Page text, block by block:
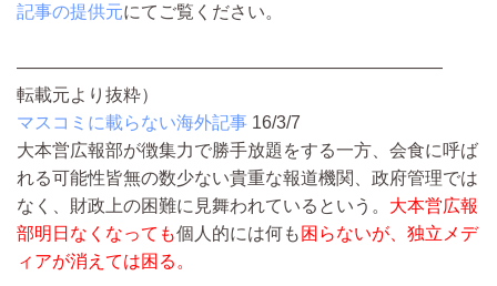
記事の提供元にてご覧ください。
————————————————————————
転載元より抜粋）
マスコミに載らない海外記事 16/3/7
大本営広報部が徴集力で勝手放題をする一方、会食に呼ば
れる可能性皆無の数少ない貴重な報道機関、政府管理では
なく、財政上の困難に見舞われているという。 大本営広報
部明日なくなっても個人的には何も 困らないが、独立メデ
ィアが消えては困る。